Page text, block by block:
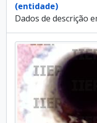
(entidade)
Dados de descrição